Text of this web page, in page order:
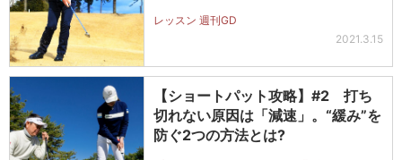
レッスン 週刊GD
2021.3.15
【ショートパット攻略】#2 打ち
切れない原因は「減速」。“緩み”を
防ぐ2つの方法とは?